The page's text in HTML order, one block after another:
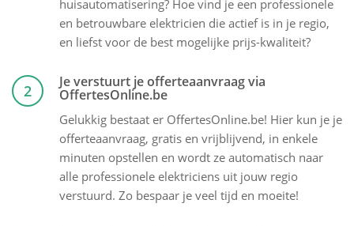
huisautomatisering? Hoe vind je een professionele
en betrouwbare elektricien die actief is in je regio,
en liefst voor de best mogelijke prijs-kwaliteit?
2 Je verstuurt je offerteaanvraag via
OffertesOnline.be
Gelukkig bestaat er OffertesOnline.be! Hier kun je je
offerteaanvraag, gratis en vrijblijvend, in enkele
minuten opstellen en wordt ze automatisch naar
alle professionele elektriciens uit jouw regio
verstuurd. Zo bespaar je veel tijd en moeite!